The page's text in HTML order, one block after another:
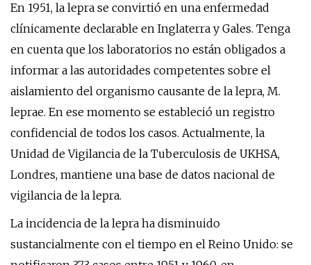
En 1951, la lepra se convirtió en una enfermedad
clínicamente declarable en Inglaterra y Gales. Tenga
en cuenta que los laboratorios no están obligados a
informar a las autoridades competentes sobre el
aislamiento del organismo causante de la lepra, M.
leprae. En ese momento se estableció un registro
confidencial de todos los casos. Actualmente, la
Unidad de Vigilancia de la Tuberculosis de UKHSA,
Londres, mantiene una base de datos nacional de
vigilancia de la lepra.
La incidencia de la lepra ha disminuido
sustancialmente con el tiempo en el Reino Unido: se